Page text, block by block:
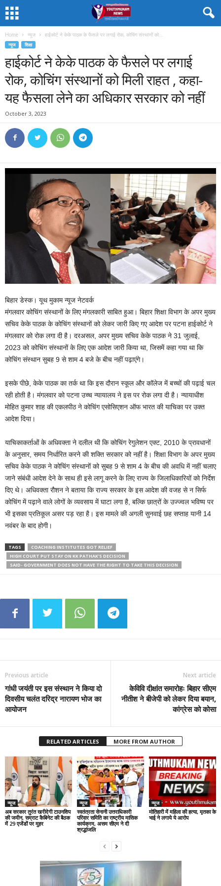
Home न्यूज हाईकोर्ट ने केके पाठक के फैसले पर लगाई रोक, कोचिंग संस्थानों को...
न्यूज शिक्षा
हाईकोर्ट ने केके पाठक के फैसले पर लगाई
रोक, कोचिंग संस्थानों को मिली राहत , कहा-
यह फैसला लेने का अधिकार सरकार को नहीं
October 3, 2023
बिहार डेस्क। यूथ मुकाम न्यूज नेटवर्क
मंगलवार कोचिंग संस्थानों के लिए मंगलकारी साबित हुआ। बिहार शिक्षा विभाग के अपर मुख्‍य
सचिव केके पाठक के कोचिंग संस्थानों को लेकर जारी किए गए आदेश पर पटना हाईकोर्ट ने
मंगलवार को रोक लगा दी है। दरअसल, अपर मुख्‍य सचिव केके पाठक ने 31 जुलाई,
2023 को कोचिंग संस्थानों के लिए एक आदेश जारी किया था, जिसमें कहा गया था कि
कोचिंग संस्थान सुबह 9 से शाम 4 बजे के बीच नहीं पढ़ाएंगे।
इसके पीछे, केके पाठक का तर्क था कि इस दौरान स्‍कूल और कॉलेज में बच्चों की पढ़ाई चल
रही होती है। मंगलवार को पटना उच्‍च न्‍यायालय ने इस पर रोक लगा दी है। न्यायाधीश
मोहित कुमार शाह की एकलपीठ ने कोचिंग एसोसिएशन ऑफ भारत की याचिका पर उक्त
आदेश दिया।
याचिकाकर्ताओं के अधिवक्ता ने दलील थी कि कोचिंग रेगुलेशन एक्ट, 2010 के प्रावधानों
के अनुसार, समय निर्धारित करने की शक्ति सरकार को नहीं है। शिक्षा विभाग के अपर मुख्‍य
सचिव केके पाठक ने कोचिंग संस्थानों को सुबह 9 से शाम 4 के बीच की अवधि में नहीं चलाए
जाने संबंधी आदेश देने के साथ ही इसे लागू करने के लिए राज्य के जिलाधिकारियों को निर्देश
दिए थे। अधिवक्ता रौशन ने बताया कि राज्य सरकार के इस आदेश की वजह से न सिर्फ
कोचिंग में पढ़ाने वाले लोगों के व्यवसाय में घाटा लगा है, बल्कि छात्रों के उज्ज्वल भविष्य पर
भी इसका प्रतिकूल असर पड़ रहा है। इस मामले की अगली सुनवाई छह सप्ताह यानी 14
नवंबर के बाद होगी।
TAGS
COACHING INSTITUTES GOT RELIEF
HIGH COURT PUT STAY ON KK PATHAK'S DECISION
SAID- GOVERNMENT DOES NOT HAVE THE RIGHT TO TAKE THIS DECISION
Previous article
गांधी जयंती पर इस संस्थान ने किया दो
दिवसीय चलंत दरिद्र नारायण भोज का
आयोजन
Next article
केविवि दीक्षांत समारोहः बिहार सीएम
नीतीश ने बीजेपी को लेकर दिया बयान,
कांग्रेस को कोसा
RELATED ARTICLES MORE FROM AUTHOR
न्यूज
अब सरकार तुरंत खरीदेगी टाउनशिप
की जमीन, सम्राट कैबिनेट की बैठक
में 29 एजेंडों पर मुहर
न्यूज
स्वतंत्रता सेनानी उत्तराधिकारी
परिवार समिति का राष्ट्रीय मासिक
कार्यक्रम, असम सीएम ने दी
श्रद्धांजलि
न्यूज
मोतिहारी में महिला की हत्या, मृतका के
भाई ने लगाये ये आरोप